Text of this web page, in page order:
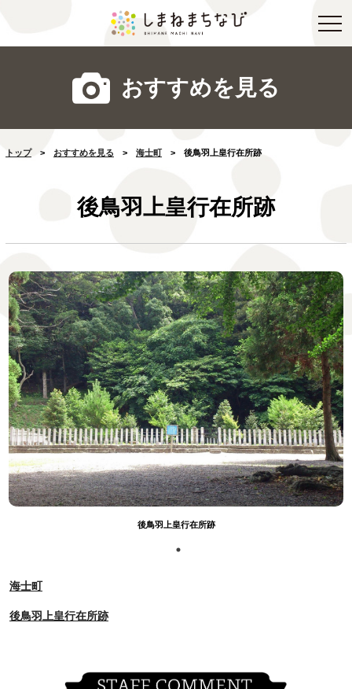
おすすめを見る
トップ> おすすめを見る > 海士町> 後鳥羽上皇行在所跡
後鳥羽上皇行在所跡
後鳥羽上皇行在所跡
海士町
後鳥羽上皇行在所跡